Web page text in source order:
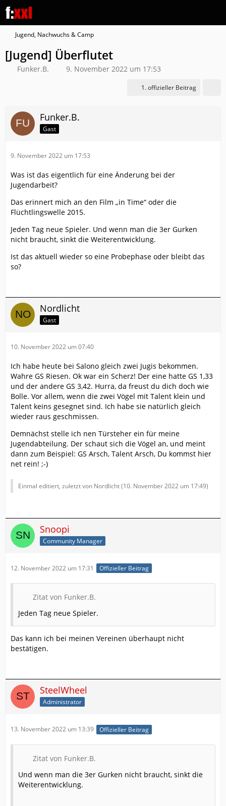
Jugend, Nachwuchs & Camp
[Jugend] Überflutet
Funker.B. 9. November 2022 um 17:53
1. offizieller Beitrag
Funker.B.
Gast
9. November 2022 um 17:53
Was ist das eigentlich für eine Änderung bei der
Jugendarbeit?
Das erinnert mich an den Film „in Time“ oder die
Flüchtlingswelle 2015.
Jeden Tag neue Spieler. Und wenn man die 3er Gurken
nicht braucht, sinkt die Weiterentwicklung.
Ist das aktuell wieder so eine Probephase oder bleibt das
so?
Nordlicht
Gast
10. November 2022 um 07:40
Ich habe heute bei Salono gleich zwei Jugis bekommen.
Wahre GS Riesen. Ok war ein Scherz! Der eine hatte GS 1,33
und der andere GS 3,42. Hurra, da freust du dich doch wie
Bolle. Vor allem, wenn die zwei Vögel mit Talent klein und
Talent keins gesegnet sind. Ich habe sie natürlich gleich
wieder raus geschmissen.
Demnächst stelle ich nen Türsteher ein für meine
Jugendabteilung. Der schaut sich die Vögel an, und meint
dann zum Beispiel: GS Arsch, Talent Arsch, Du kommst hier
net rein! ;-)
Einmal editiert, zuletzt von Nordlicht (10. November 2022 um 17:49)
Snoopi
Community Manager
12. November 2022 um 17:31 Offizieller Beitrag
Zitat von Funker.B.
Jeden Tag neue Spieler.
Das kann ich bei meinen Vereinen überhaupt nicht
bestätigen.
SteelWheel
Administrator
13. November 2022 um 13:39 Offizieller Beitrag
Zitat von Funker.B.
Und wenn man die 3er Gurken nicht braucht, sinkt die
Weiterentwicklung.